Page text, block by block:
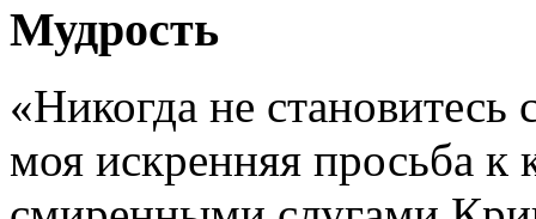
Мудрость
«Никогда не
моя искренняя просьба к